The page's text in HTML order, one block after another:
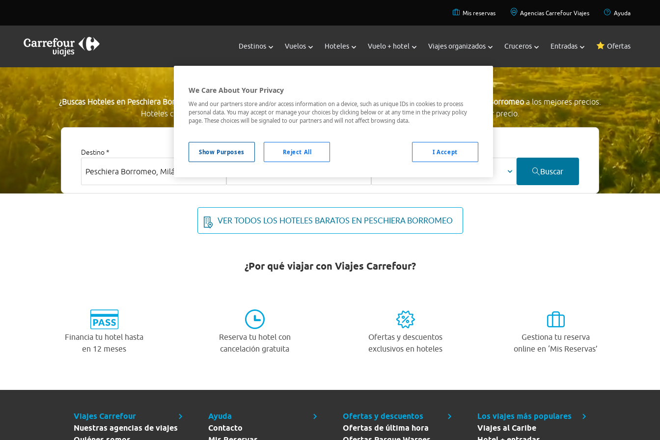
Mis reservas Agencias Carrefour Viajes Ayuda
Destinos Vuelos Hoteles Vuelo + hotel Viajes organizados Cruceros Entradas Ofertas
Reservar Hoteles en Peschiera Borromeo
¿Buscas Hoteles en Peschiera Borromeo?El buscador de hoteles de Viajes Carrefour te ofrecehoteles baratos en Peschiera Borromeoa los mejores precios.
Hoteles céntricos o los mejor comunicados, el hotel que busques nosotros te lo encontramos al mejor precio.
Destino * Fechas *
Buscar
VER TODOS LOS HOTELES BARATOS EN PESCHIERA BORROMEO
¿Por qué viajar con Viajes Carrefour?
Financia tu hotel hasta
en 12 meses
Reserva tu hotel con
cancelación gratuita
Ofertas y descuentos
exclusivos en hoteles
Gestiona tu reserva
online en ‘Mis Reservas’
Viajes Carrefour
Nuestras agencias de viajes
Ayuda
Contacto
Ofertas y descuentos
Ofertas de última hora
Los viajes más populares
Viajes al Caribe
We Care About Your Privacy
We and our partners store and/or access information on a device, such as unique IDs in cookies to process
personal data. You may accept or manage your choices by clicking below or at any time in the privacy policy
page. These choices will be signaled to our partners and will not affect browsing data.
Show Purposes Reject All I Accept